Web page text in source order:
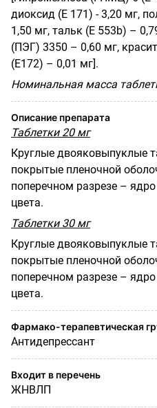
диоксид (Е 171) - 3,20 мг,
1,50 мг, тальк (Е 553b) –
(ПЭГ) 3350 – 0,60 мг,
(Е172) – 0,01 мг].
Номинальная масса
Описание препарата
Таблетки 20 мг
Круглые двояковыпуклые
покрытые пленочной
поперечном разрезе –
цвета.
Таблетки 30 мг
Круглые двояковыпуклые
покрытые пленочной
поперечном разрезе –
цвета.
Фармако-терапевтическая
Антидепрессант
Входит в перечень
ЖНВЛП